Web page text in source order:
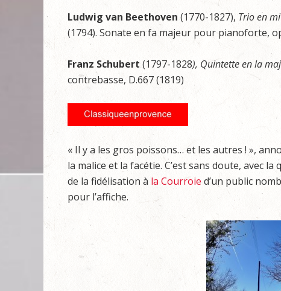
Ludwig van Beethoven (1770-1827), Trio en
(1794). Sonate en fa majeur pour pianoforte,
Franz Schubert(1797-1828), Quintette en la
contrebasse, D.667 (1819)
« Il y a les gros poissons… et les autres ! »,
la malice et la facétie. C’est sans doute, avec
de la fidélisation à la Courroied’un public
pour l’affiche.